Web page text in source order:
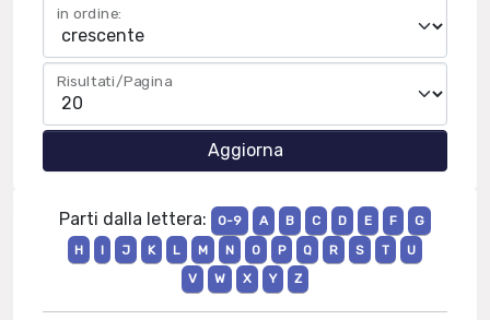
in ordine:
Risultati/Pagina
Parti dalla lettera: 0-9 A B C D E F
G
H
I J K L M N O P Q R S T
U
V
W X Y Z